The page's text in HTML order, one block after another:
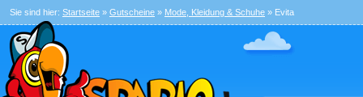
Sie sind hier: Startseite » Gutscheine » Mode, Kleidung & Schuhe » Evita